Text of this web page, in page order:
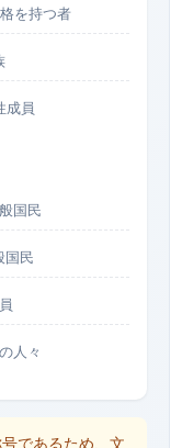
を持つ者
成員
国民
国民
人々
であるため、文